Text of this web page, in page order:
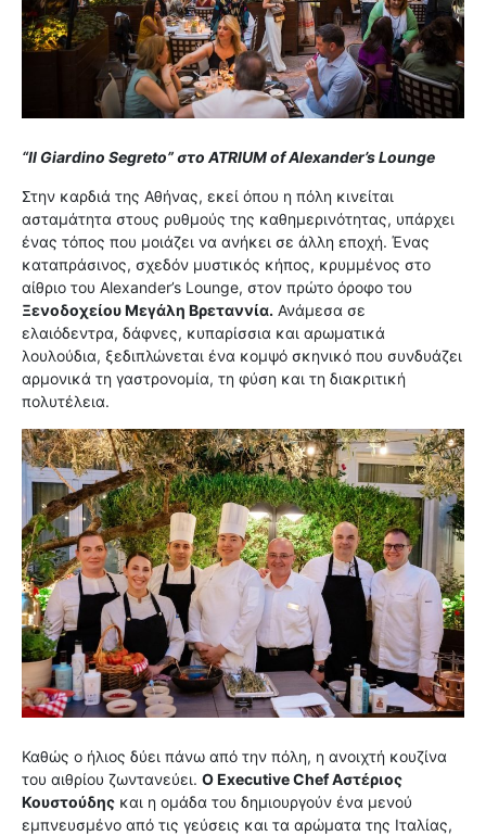
“Il Giardino Segreto” στο ATRIUM of Alexander’s Lounge
Στην καρδιά της Αθήνας, εκεί όπου η πόλη κινείται
ασταμάτητα στους ρυθμούς της καθημερινότητας, υπάρχει
ένας τόπος που μοιάζει να ανήκει σε άλλη εποχή. Ένας
καταπράσινος, σχεδόν μυστικός κήπος, κρυμμένος στο
αίθριο του Alexander’s Lounge, στον πρώτο όροφο του
Ξενοδοχείου Μεγάλη Βρεταννία. Ανάμεσα σε
ελαιόδεντρα, δάφνες, κυπαρίσσια και αρωματικά
λουλούδια, ξεδιπλώνεται ένα κομψό σκηνικό που συνδυάζει
αρμονικά τη γαστρονομία, τη φύση και τη διακριτική
πολυτέλεια.
Καθώς ο ήλιος δύει πάνω από την πόλη, η ανοιχτή κουζίνα
του αιθρίου ζωντανεύει. Ο Executive Chef Αστέριος
Κουστούδης και η ομάδα του δημιουργούν ένα μενού
εμπνευσμένο από τις γεύσεις και τα αρώματα της Ιταλίας,